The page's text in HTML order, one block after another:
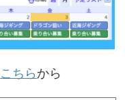
こちらから